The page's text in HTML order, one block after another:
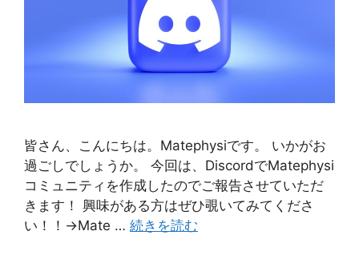
皆さん、こんにちは。Matephysiです。 いかがお
過ごしでしょうか。 今回は、DiscordでMatephysi
コミュニティを作成したのでご報告させていただ
きます！ 興味がある方はぜひ覗いてみてくださ
い！！→Mate … 続きを読む